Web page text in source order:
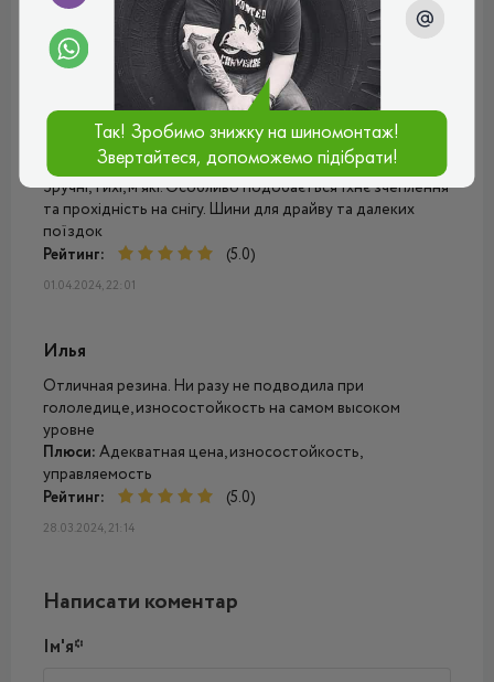
принаймні на невисокій швидкості. Не шумлять, зручні,
кермо слухають чітко.
Рейтинг:
(5.0)
Михайло
Зручні, тихі, м'які. Особливо подобається їхнє зчеплення
та прохідність на снігу. Шини для драйву та далеких
поїздок
Рейтинг:
(5.0)
01.04.2024, 22:01
Илья
Отличная резина. Ни разу не подводила при
гололедице, износостойкость на самом высоком
уровне
Плюси: Адекватная цена, износостойкость,
управляемость
Рейтинг:
(5.0)
28.03.2024, 21:14
Написати коментар
Ім'я*
Так! Зробимо знижку на шиномонтаж!
Звертайтеся, допоможемо підібрати!